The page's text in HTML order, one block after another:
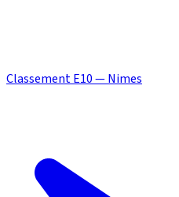
Classement E10 — Nimes